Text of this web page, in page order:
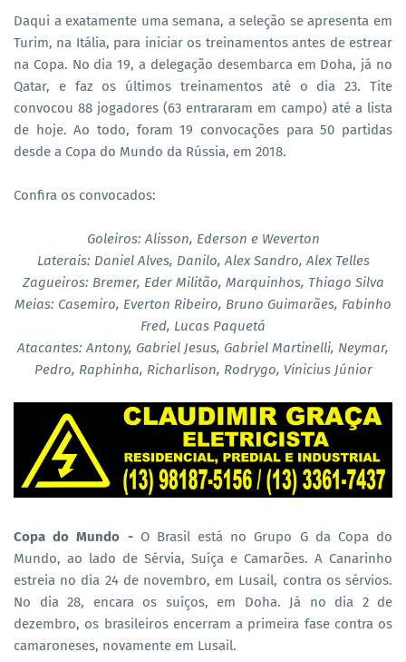
Daqui a exatamente uma semana, a seleção se apresenta em
Turim, na Itália, para iniciar os treinamentos antes de estrear
na Copa. No dia 19, a delegação desembarca em Doha, já no
Qatar, e faz os últimos treinamentos até o dia 23. Tite
convocou 88 jogadores (63 entrararam em campo) até a lista
de hoje. Ao todo, foram 19 convocações para 50 partidas
desde a Copa do Mundo da Rússia, em 2018.
Confira os convocados:
Goleiros: Alisson, Ederson e Weverton
Laterais: Daniel Alves, Danilo, Alex Sandro, Alex Telles
Zagueiros: Bremer, Eder Militão, Marquinhos, Thiago Silva
Meias: Casemiro, Everton Ribeiro, Bruno Guimarães, Fabinho
Fred, Lucas Paquetá
Atacantes: Antony, Gabriel Jesus, Gabriel Martinelli, Neymar,
Pedro, Raphinha, Richarlison, Rodrygo, Vinicius Júnior
Copa do Mundo -O Brasil está no Grupo G da Copa do
Mundo, ao lado de Sérvia, Suíça e Camarões. A Canarinho
estreia no dia 24 de novembro, em Lusail, contra os sérvios.
No dia 28, encara os suíços, em Doha. Já no dia 2 de
dezembro, os brasileiros encerram a primeira fase contra os
camaroneses, novamente em Lusail.